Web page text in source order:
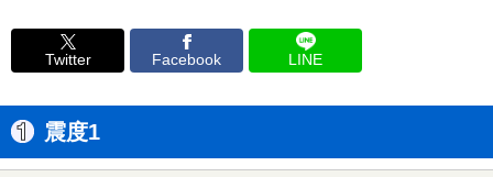
Twitter Facebook LINE
震度1